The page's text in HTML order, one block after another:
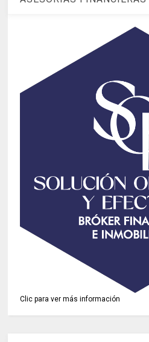
Clic para ver más información